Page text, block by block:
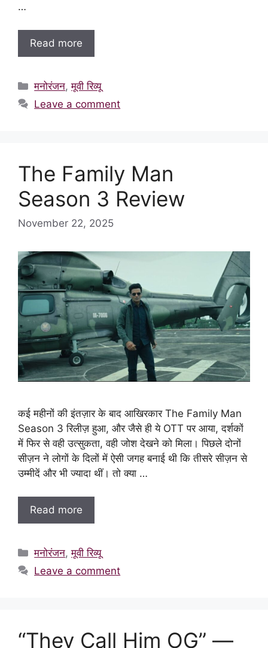
…
Read more
Categories
मनोरंजन,मूवी रिव्यू
Leave a comment
The Family Man
Season 3 Review
November 22, 2025
कई महीनों की इंतज़ार के बाद आखिरकार The Family Man
Season 3 रिलीज़ हुआ, और जैसे ही ये OTT पर आया, दर्शकों
में फिर से वही उत्सुकता, वही जोश देखने को मिला। पिछले दोनों
सीज़न ने लोगों के दिलों में ऐसी जगह बनाई थी कि तीसरे सीज़न से
उम्मीदें और भी ज्यादा थीं। तो क्या …
Read more
Categories
मनोरंजन,मूवी रिव्यू
Leave a comment
“They Call Him OG” —